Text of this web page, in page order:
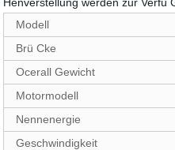
Modell
Brü Cke
Ocerall Gewicht
Motormodell
Nennenergie
Geschwindigkeit